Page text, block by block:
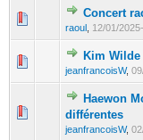
Concert
raoul 12/01/
Kim
jeanfrancoisW,
Haewon
différentes
jeanfrancoisW,